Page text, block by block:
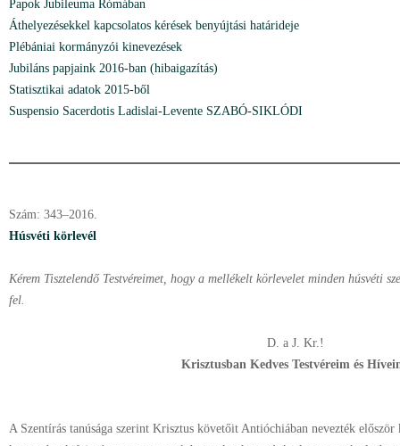
Papok Jubileuma Rómában
Áthelyezésekkel kapcsolatos kérések benyújtási határideje
Plébániai kormányzói kinevezések
Jubiláns papjaink 2016-ban (hibaigazítás)
Statisztikai adatok 2015-ből
Suspensio Sacerdotis Ladislai-Levente SZABÓ-SIKLÓDI
Szám: 343–2016.
Húsvéti körlevél
Kérem Tisztelendő Testvéreimet, hogy a mellékelt körlevelet minden húsvéti
fel.
D. a J. Kr.!
Krisztusban Kedves Testvéreim és
A Szentírás tanúsága szerint Krisztus követőit Antióchiában nevezték először